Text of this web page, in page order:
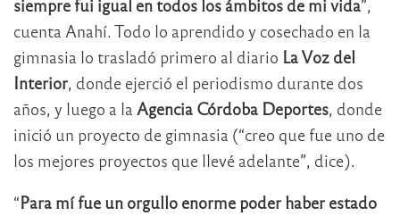
siempre fui igual en todos los ámbitos de mi vida”,
cuenta Anahí. Todo lo aprendido y cosechado en la
gimnasia lo trasladó primero al diario La Voz del
Interior, donde ejerció el periodismo durante dos
años, y luego a la Agencia Córdoba Deportes, donde
inició un proyecto de gimnasia (“creo que fue uno de
los mejores proyectos que llevé adelante”, dice).
“Para mí fue un orgullo enorme poder haber estado